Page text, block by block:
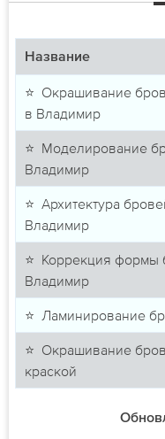
Название
⭐ Окрашивание
в Владимир
⭐ Моделирование
Владимир
⭐ Архитектура
Владимир
⭐ Коррекция формы
Владимир
⭐ Ламинирование
⭐ Окрашивание
краской